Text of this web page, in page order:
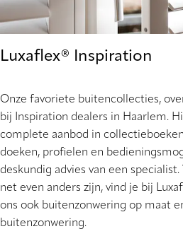
Luxaflex® Inspiration
Onze favoriete buitencollecties,
bij Inspiration dealers in Haarlem.
complete aanbod in
doeken, profielen en
deskundig advies van een
net even anders zijn, vind je bij
ons ook buitenzonwering op maat
buitenzonwering.